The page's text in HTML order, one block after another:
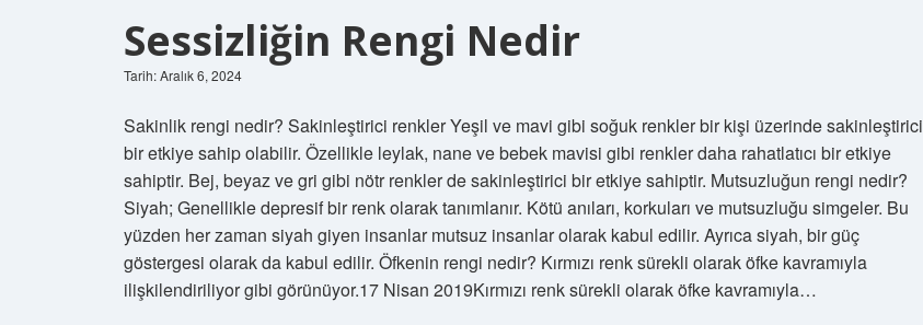
Sessizliğin Rengi Nedir
Tarih: Aralık 6, 2024
Sakinlik rengi nedir? Sakinleştirici renkler Yeşil ve mavi gibi soğuk renkler bir kişi üzerinde sakinleştirici
bir etkiye sahip olabilir. Özellikle leylak, nane ve bebek mavisi gibi renkler daha rahatlatıcı bir etkiye
sahiptir. Bej, beyaz ve gri gibi nötr renkler de sakinleştirici bir etkiye sahiptir. Mutsuzluğun rengi nedir?
Siyah; Genellikle depresif bir renk olarak tanımlanır. Kötü anıları, korkuları ve mutsuzluğu simgeler. Bu
yüzden her zaman siyah giyen insanlar mutsuz insanlar olarak kabul edilir. Ayrıca siyah, bir güç
göstergesi olarak da kabul edilir. Öfkenin rengi nedir? Kırmızı renk sürekli olarak öfke kavramıyla
ilişkilendiriliyor gibi görünüyor.17 Nisan 2019Kırmızı renk sürekli olarak öfke kavramıyla…